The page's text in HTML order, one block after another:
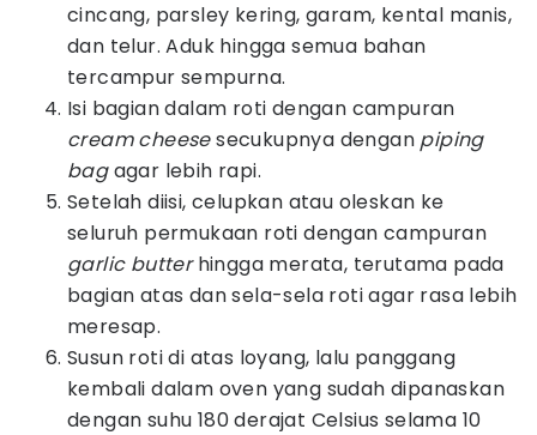
cincang, parsley kering, garam, kental manis,
dan telur. Aduk hingga semua bahan
tercampur sempurna.
Isi bagian dalam roti dengan campuran
cream cheesesecukupnya dengan piping
bagagar lebih rapi.
Setelah diisi, celupkan atau oleskan ke
seluruh permukaan roti dengan campuran
garlic butterhingga merata, terutama pada
bagian atas dan sela-sela roti agar rasa lebih
meresap.
Susun roti di atas loyang, lalu panggang
kembali dalam oven yang sudah dipanaskan
dengan suhu 180 derajat Celsius selama 10